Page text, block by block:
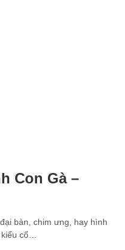
Con Gà –
bàn, chim ưng, hay hình
kiểu cổ…